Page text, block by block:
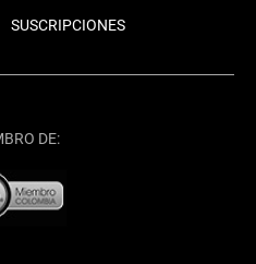
SUSCRIPCIONES
DE: